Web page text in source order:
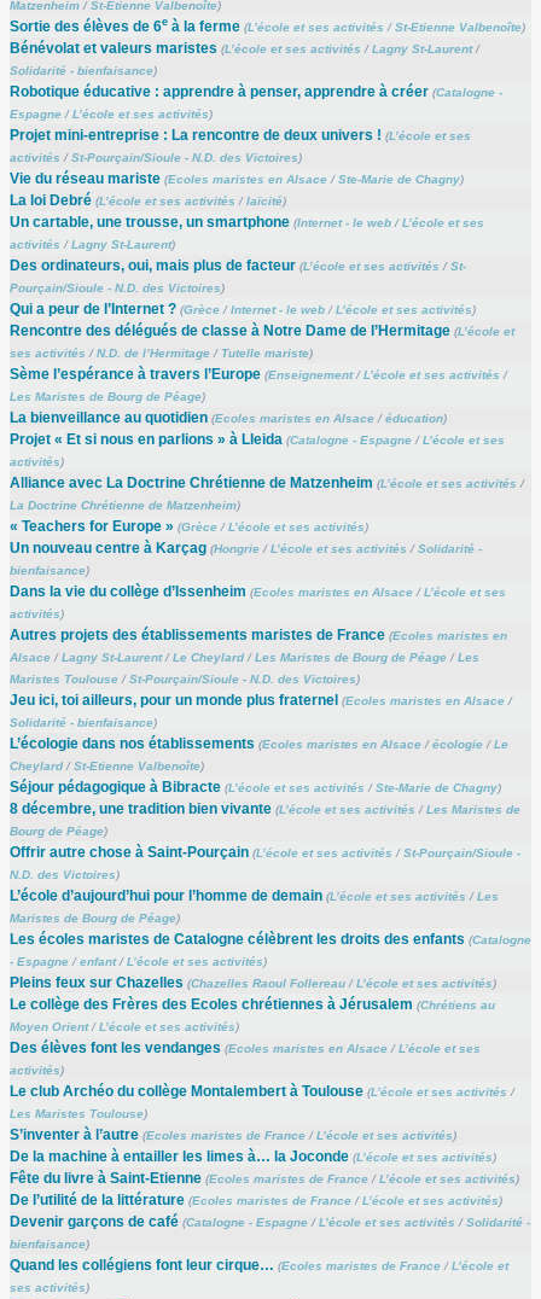
Matzenheim/St-Etienne Valbenoîte)
Sortie des élèves de 6eà la ferme (L’école et ses activités /St-Etienne Valbenoîte)
Bénévolat et valeurs maristes (L’école et ses activités /Lagny St-Laurent/
Solidarité - bienfaisance)
Robotique éducative : apprendre à penser, apprendre à créer (Catalogne -
Espagne/L’école et ses activités)
Projet mini-entreprise : La rencontre de deux univers ! (L’école et ses
activités /St-Pourçain/Sioule - N.D. des Victoires)
Vie du réseau mariste (Ecoles maristes en Alsace/Ste-Marie de Chagny)
La loi Debré (L’école et ses activités /laïcité)
Un cartable, une trousse, un smartphone (Internet - le web/L’école et ses
activités /Lagny St-Laurent)
Des ordinateurs, oui, mais plus de facteur (L’école et ses activités /St-
Pourçain/Sioule - N.D. des Victoires)
Qui a peur de l’Internet ? (Grèce/Internet - le web/L’école et ses activités)
Rencontre des délégués de classe à Notre Dame de l’Hermitage (L’école et
ses activités /N.D. de l’Hermitage/ Tutelle mariste)
Sème l’espérance à travers l’Europe (Enseignement/L’école et ses activités /
Les Maristes de Bourg de Péage)
La bienveillance au quotidien (Ecoles maristes en Alsace/éducation)
Projet « Et si nous en parlions » à Lleida (Catalogne - Espagne/L’école et ses
activités)
Alliance avec La Doctrine Chrétienne de Matzenheim (L’école et ses activités /
La Doctrine Chrétienne de Matzenheim)
« Teachers for Europe » (Grèce/L’école et ses activités)
Un nouveau centre à Karçag (Hongrie/L’école et ses activités /Solidarité -
bienfaisance)
Dans la vie du collège d’Issenheim (Ecoles maristes en Alsace/L’école et ses
activités)
Autres projets des établissements maristes de France (Ecoles maristes en
Alsace/Lagny St-Laurent/Le Cheylard/Les Maristes de Bourg de Péage/Les
Maristes Toulouse/St-Pourçain/Sioule - N.D. des Victoires)
Jeu ici, toi ailleurs, pour un monde plus fraternel (Ecoles maristes en Alsace/
Solidarité - bienfaisance)
L’écologie dans nos établissements (Ecoles maristes en Alsace/écologie/Le
Cheylard/St-Etienne Valbenoîte)
Séjour pédagogique à Bibracte (L’école et ses activités /Ste-Marie de Chagny)
8 décembre, une tradition bien vivante (L’école et ses activités /Les Maristes de
Bourg de Péage)
Offrir autre chose à Saint-Pourçain (L’école et ses activités /St-Pourçain/Sioule -
N.D. des Victoires)
L’école d’aujourd’hui pour l’homme de demain (L’école et ses activités /Les
Maristes de Bourg de Péage)
Les écoles maristes de Catalogne célèbrent les droits des enfants (Catalogne
- Espagne/enfant/L’école et ses activités)
Pleins feux sur Chazelles (Chazelles Raoul Follereau/L’école et ses activités)
Le collège des Frères des Ecoles chrétiennes à Jérusalem (Chrétiens au
Moyen Orient/L’école et ses activités)
Des élèves font les vendanges (Ecoles maristes en Alsace/L’école et ses
activités)
Le club Archéo du collège Montalembert à Toulouse (L’école et ses activités /
Les Maristes Toulouse)
S’inventer à l’autre (Ecoles maristes de France/L’école et ses activités)
De la machine à entailler les limes à… la Joconde (L’école et ses activités)
Fête du livre à Saint-Etienne (Ecoles maristes de France/L’école et ses activités)
De l’utilité de la littérature (Ecoles maristes de France/L’école et ses activités)
Devenir garçons de café (Catalogne - Espagne/L’école et ses activités /Solidarité -
bienfaisance)
Quand les collégiens font leur cirque… (Ecoles maristes de France/L’école et
ses activités)